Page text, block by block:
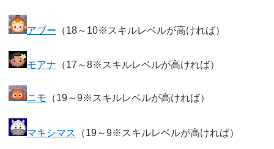
アブー （18～10※スキルレベルが高ければ）
モアナ （17～8※スキルレベルが高ければ）
ニモ （19～9※スキルレベルが高ければ）
マキシマス （19～9※スキルレベルが高ければ）